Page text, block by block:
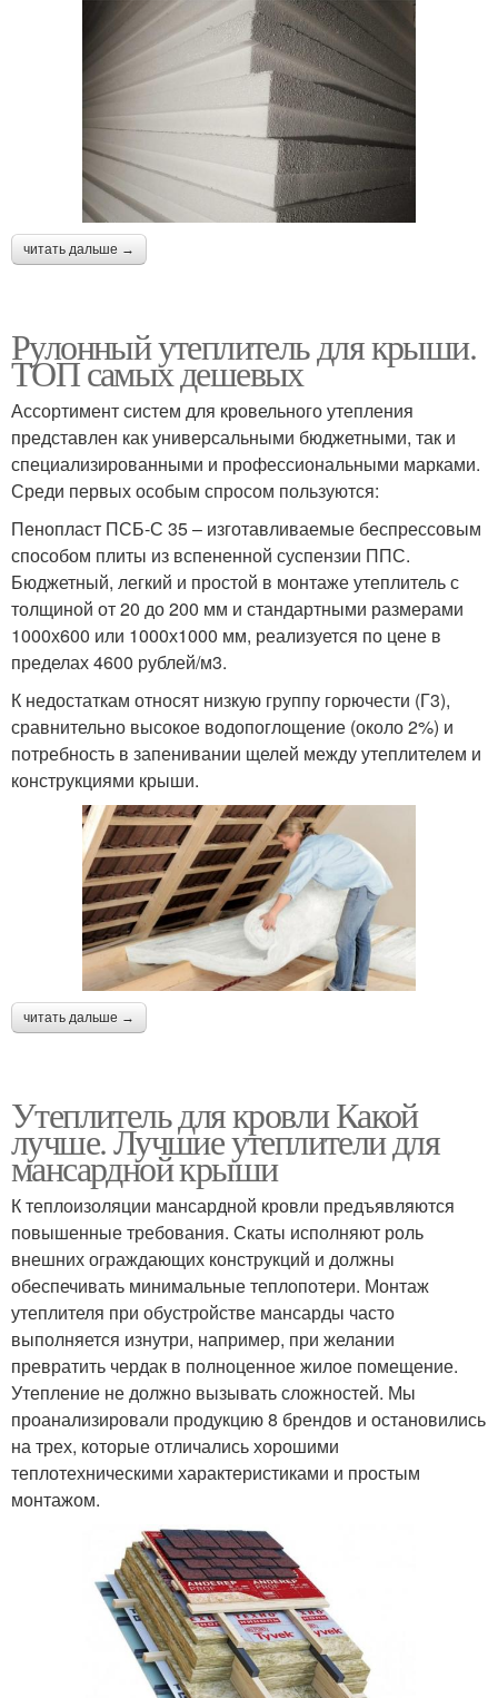
читать дальше →
Рулонный утеплитель для крыши.
ТОП самых дешевых
Ассортимент систем для кровельного утепления
представлен как универсальными бюджетными, так и
специализированными и профессиональными марками.
Среди первых особым спросом пользуются:
Пенопласт ПСБ-С 35 – изготавливаемые беспрессовым
способом плиты из вспененной суспензии ППС.
Бюджетный, легкий и простой в монтаже утеплитель с
толщиной от 20 до 200 мм и стандартными размерами
1000х600 или 1000х1000 мм, реализуется по цене в
пределах 4600 рублей/м3.
К недостаткам относят низкую группу горючести (Г3),
сравнительно высокое водопоглощение (около 2%) и
потребность в запенивании щелей между утеплителем и
конструкциями крыши.
читать дальше →
Утеплитель для кровли Какой
лучше. Лучшие утеплители для
мансардной крыши
К теплоизоляции мансардной кровли предъявляются
повышенные требования. Скаты исполняют роль
внешних ограждающих конструкций и должны
обеспечивать минимальные теплопотери. Монтаж
утеплителя при обустройстве мансарды часто
выполняется изнутри, например, при желании
превратить чердак в полноценное жилое помещение.
Утепление не должно вызывать сложностей. Мы
проанализировали продукцию 8 брендов и остановились
на трех, которые отличались хорошими
теплотехническими характеристиками и простым
монтажом.